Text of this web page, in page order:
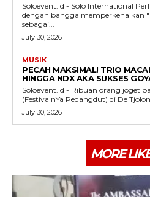
Soloevent.id - Solo International
dengan bangga memperkenalkan
sebagai...
July 30, 2026
MUSIK
PECAH MAKSIMAL! TRIO
HINGGA NDX AKA SUKSES
Soloevent.id - Ribuan orang joget
(FestivalnYa Pedangdut) di De
July 30, 2026
MORE